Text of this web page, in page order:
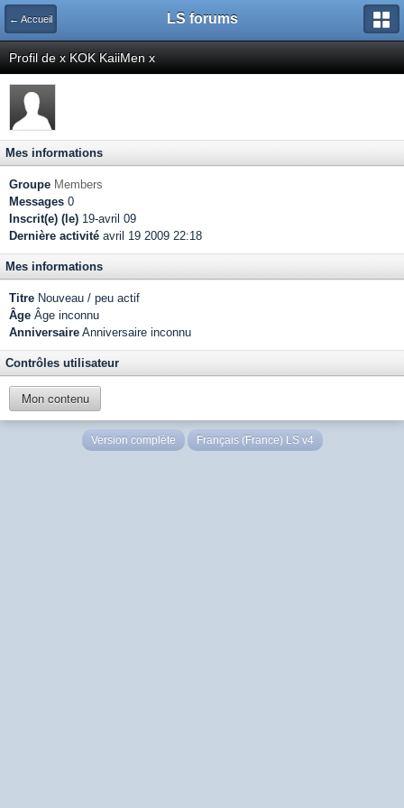
← Accueil LS forums
Profil de x KOK KaiiMen x
Mes informations
Groupe Members
Messages 0
Inscrit(e) (le) 19-avril 09
Dernière activité avril 19 2009 22:18
Mes informations
Titre Nouveau / peu actif
Âge Âge inconnu
Anniversaire Anniversaire inconnu
Contrôles utilisateur
Mon contenu
Version complète Français (France) LS v4